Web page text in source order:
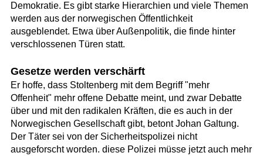
Demokratie. Es gibt starke Hierarchien und viele Themen
werden aus der norwegischen Öffentlichkeit
ausgeblendet. Etwa über Außenpolitik, die finde hinter
verschlossenen Türen statt.
Gesetze werden verschärft
Er hoffe, dass Stoltenberg mit dem Begriff "mehr
Offenheit" mehr offene Debatte meint, und zwar Debatte
über und mit den radikalen Kräften, die es auch in der
Norwegischen Gesellschaft gibt, betont Johan Galtung.
Der Täter sei von der Sicherheitspolizei nicht
ausgeforscht worden. diese Polizei müsse jetzt auch mehr